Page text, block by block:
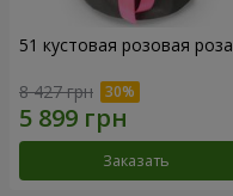
51 кустовая розовая роза
8 427 грн
Заказать